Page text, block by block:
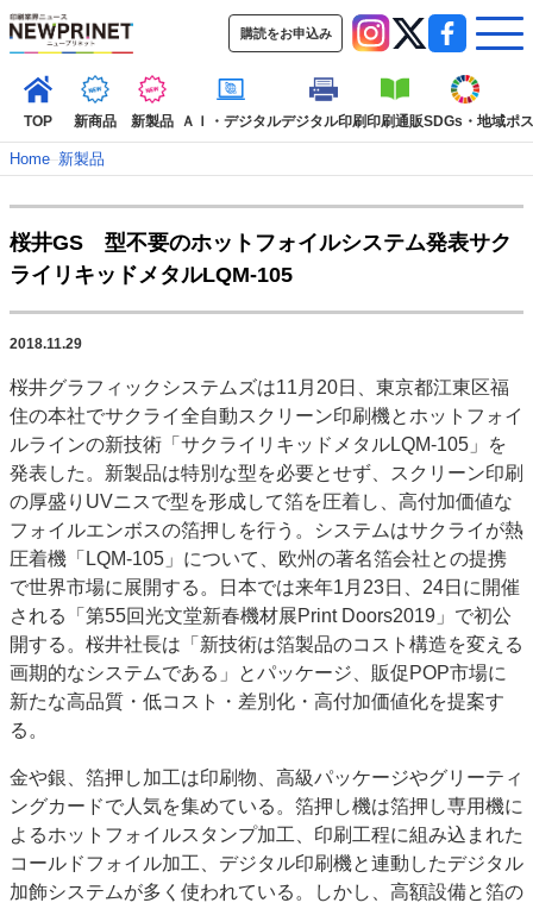
購読をお申込み
TOP 新商品 新製品 ＡＩ・デジタルデジタル印刷印刷通販SDGs・地域ポ
TOP
新着記事 特集記事
インタビュー
コレクション
SDGs・地域
ポストプレス ビジネス イベント 信用情報
業界
市場・統計
人事・移転・異動・訃報
特集記事カテゴリー一覧
2022 見える化・MIS特集
特集・デジタル印刷 アイデアで勝負！ ～多様なビジネス・多彩な商材～
JAPAN PACK 2023 特集
中古印刷機・製本機特集
2022 検査・校正特集
特集・デジタル印刷 ～ 新成長軌道を描く
案内
発刊案内
JFPI印刷用語集 印刷機材年鑑
会社案内
購読・購入申し込み
サイトポリシー
お問い合わせ
Home–新製品
桜井GS 型不要のホットフォイルシステム発表サク
ライリキッドメタルLQM-105
2018.11.29
桜井グラフィックシステムズは11月20日、東京都江東区福
住の本社でサクライ全自動スクリーン印刷機とホットフォイ
ルラインの新技術「サクライリキッドメタルLQM-105」を
発表した。新製品は特別な型を必要とせず、スクリーン印刷
の厚盛りUVニスで型を形成して箔を圧着し、高付加価値な
フォイルエンボスの箔押しを行う。システムはサクライが熱
圧着機「LQM-105」について、欧州の著名箔会社との提携
で世界市場に展開する。日本では来年1月23日、24日に開催
される「第55回光文堂新春機材展Print Doors2019」で初公
開する。桜井社長は「新技術は箔製品のコスト構造を変える
画期的なシステムである」とパッケージ、販促POP市場に
新たな高品質・低コスト・差別化・高付加価値化を提案す
る。
金や銀、箔押し加工は印刷物、高級パッケージやグリーティ
ングカードで人気を集めている。箔押し機は箔押し専用機に
よるホットフォイルスタンプ加工、印刷工程に組み込まれた
コールドフォイル加工、デジタル印刷機と連動したデジタル
加飾システムが多く使われている。しかし、高額設備と箔の